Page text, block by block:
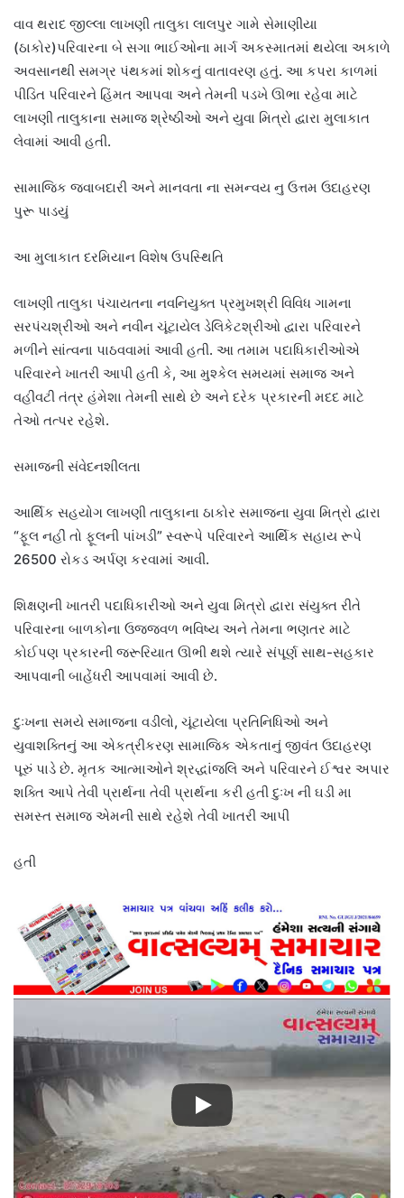
વાવ થરાદ જીલ્લા લાખણી તાલુકા લાલપુર ગામે સેમાણીયા
(ઠાકોર)પરિવારના બે સગા ભાઈઓના માર્ગ અકસ્માતમાં થયેલા અકાળે
અવસાનથી સમગ્ર પંથકમાં શોકનું વાતાવરણ હતું. આ કપરા કાળમાં
પીડિત પરિવારને હિંમત આપવા અને તેમની પડખે ઊભા રહેવા માટે
લાખણી તાલુકાના સમાજ શ્રેષ્ઠીઓ અને યુવા મિત્રો દ્વારા મુલાકાત
લેવામાં આવી હતી.
સામાજિક જવાબદારી અને માનવતા ના સમન્વય નુ ઉત્તમ ઉદાહરણ
પુરૂ પાડયું
આ મુલાકાત દરમિયાન વિશેષ ઉપસ્થિતિ
લાખણી તાલુકા પંચાયતના નવનિયુક્ત પ્રમુખશ્રી વિવિધ ગામના
સરપંચશ્રીઓ અને નવીન ચૂંટાયેલ ડેલિકેટશ્રીઓ દ્વારા પરિવારને
મળીને સાંત્વના પાઠવવામાં આવી હતી. આ તમામ પદાધિકારીઓએ
પરિવારને ખાતરી આપી હતી કે, આ મુશ્કેલ સમયમાં સમાજ અને
વહીવટી તંત્ર હંમેશા તેમની સાથે છે અને દરેક પ્રકારની મદદ માટે
તેઓ તત્પર રહેશે.
સમાજની સંવેદનશીલતા
આર્થિક સહયોગ લાખણી તાલુકાના ઠાકોર સમાજના યુવા મિત્રો દ્વારા
“ફૂલ નહીં તો ફૂલની પાંખડી” સ્વરૂપે પરિવારને આર્થિક સહાય રૂપે
26500 રોકડ અર્પણ કરવામાં આવી.
શિક્ષણની ખાતરી પદાધિકારીઓ અને યુવા મિત્રો દ્વારા સંયુક્ત રીતે
પરિવારના બાળકોના ઉજ્જવળ ભવિષ્ય અને તેમના ભણતર માટે
કોઈપણ પ્રકારની જરૂરિયાત ઊભી થશે ત્યારે સંપૂર્ણ સાથ-સહકાર
આપવાની બાહેંધરી આપવામાં આવી છે.
દુઃખના સમયે સમાજના વડીલો, ચૂંટાયેલા પ્રતિનિધિઓ અને
યુવાશક્તિનું આ એકત્રીકરણ સામાજિક એકતાનું જીવંત ઉદાહરણ
પૂરું પાડે છે. મૃતક આત્માઓને શ્રદ્ધાંજલિ અને પરિવારને ઈશ્વર અપાર
શક્તિ આપે તેવી પ્રાર્થના તેવી પ્રાર્થના કરી હતી દુઃખ ની ઘડી મા
સમસ્ત સમાજ એમની સાથે રહેશે તેવી ખાતરી આપી
હતી